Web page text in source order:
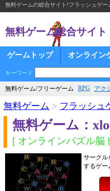
無料ゲームの総合サイト!フラッシュゲ
無料ゲーム総合サイト
ゲームトップ オンライン
キーワード
無料ゲーム/フリーゲーム RPG アク
無料ゲーム > フラッシュ
無料ゲーム：
[ オンラインパズル脳
サークル
するゲー